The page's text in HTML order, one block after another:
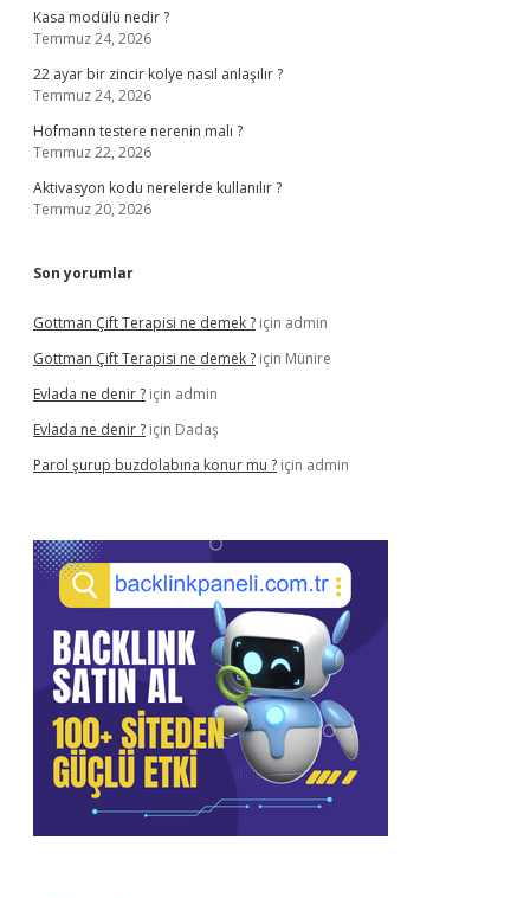
Kasa modülü nedir ?
Temmuz 24, 2026
22 ayar bir zincir kolye nasıl anlaşılır ?
Temmuz 24, 2026
Hofmann testere nerenin malı ?
Temmuz 22, 2026
Aktivasyon kodu nerelerde kullanılır ?
Temmuz 20, 2026
Son yorumlar
Gottman Çift Terapisi ne demek ? için admin
Gottman Çift Terapisi ne demek ? için Münire
Evlada ne denir ? için admin
Evlada ne denir ? için Dadaş
Parol şurup buzdolabına konur mu ? için admin